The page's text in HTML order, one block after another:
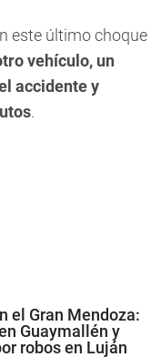
este último choque
vehículo, un
accidente y
.
el Gran Mendoza:
Guaymallén y
robos en Luján